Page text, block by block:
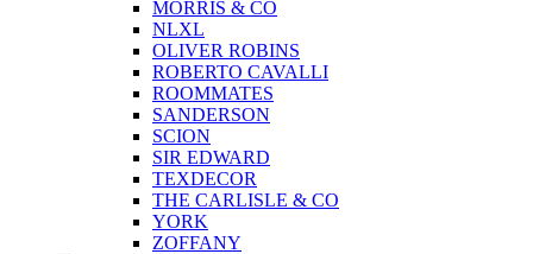
MORRIS & CO
NLXL
OLIVER ROBINS
ROBERTO CAVALLI
ROOMMATES
SANDERSON
SCION
SIR EDWARD
TEXDECOR
THE CARLISLE & CO
YORK
ZOFFANY